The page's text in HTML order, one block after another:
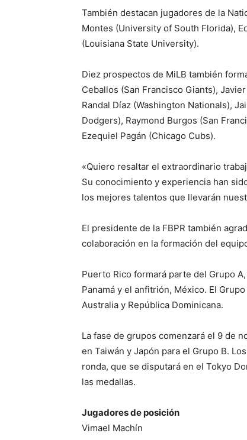
También destacan jugadores de la
Montes (University of South Florida),
(Louisiana State University).
Diez prospectos de MiLB también
Ceballos (San Francisco Giants),
Randal Díaz (Washington Nationals),
Dodgers), Raymond Burgos (San
Ezequiel Pagán (Chicago Cubs).
«Quiero resaltar el extraordinario
Su conocimiento y experiencia han
los mejores talentos que llevarán
El presidente de la FBPR también
colaboración en la formación del
Puerto Rico formará parte del Grupo
Panamá y el anfitrión, México. El
Australia y República Dominicana.
La fase de grupos comenzará el 9 de
en Taiwán y Japón para el Grupo B.
ronda, que se disputará en el Tokyo
las medallas.
Jugadores de posición
Vimael Machín